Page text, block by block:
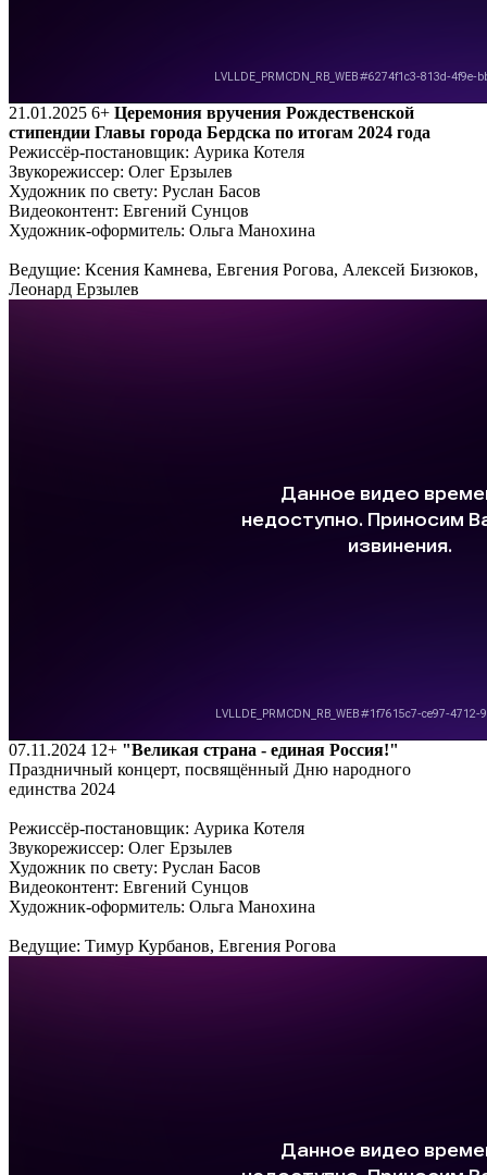
21.01.2025 6+ Церемония вручения Рождественской
стипендии Главы города Бердска по итогам 2024 года
Режиссёр-постановщик: Аурика Котеля
Звукорежиссер: Олег Ерзылев
Художник по свету: Руслан Басов
Видеоконтент: Евгений Сунцов
Художник-оформитель: Ольга Манохина
Ведущие: Ксения Камнева, Евгения Рогова, Алексей Бизюков,
Леонард Ерзылев
07.11.2024 12+ "Великая страна - единая Россия!"
Праздничный концерт, посвящённый Дню народного
единства 2024
Режиссёр-постановщик: Аурика Котеля
Звукорежиссер: Олег Ерзылев
Художник по свету: Руслан Басов
Видеоконтент: Евгений Сунцов
Художник-оформитель: Ольга Манохина
Ведущие: Тимур Курбанов, Евгения Рогова